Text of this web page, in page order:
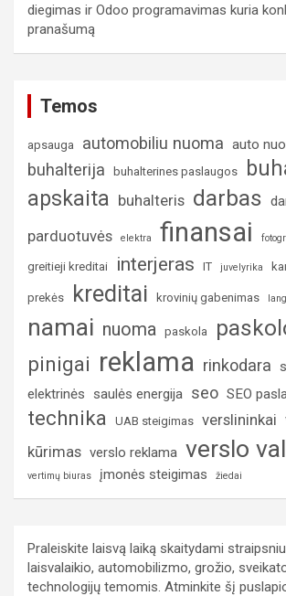
diegimas ir Odoo programavimas kuria
pranašumą
Temos
apsauga automobiliu nuoma auto
buhalterija
buhalterines paslaugos
apskaita buhalteris darbas
parduotuvės elektra finansai
greitieji kreditai interjeras IT juvelyrika
prekės kreditai krovinių gabenimas
namai nuoma paskola
pinigai reklama rinkodara
elektrinės
saulės energija seo SEO
technika UAB steigimas verslininkai
kūrimas verslo reklama verslo
vertimų biuras įmonės steigimas žiedai
Praleiskite laisvą laiką skaitydami
laisvalaikio, automobilizmo, grožio,
technologijų temomis. Atminkite šį